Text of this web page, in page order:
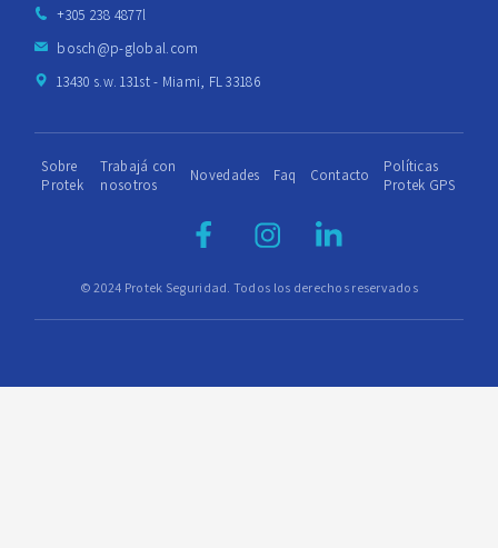
+305 238 4877l
bosch@p-global.com
13430 s.w. 131st - Miami, FL 33186
© 2024 Protek Seguridad. Todos los derechos reservados
Sobre
Protek
Trabajá con
nosotros
Novedades Faq Contacto
Políticas
Protek GPS